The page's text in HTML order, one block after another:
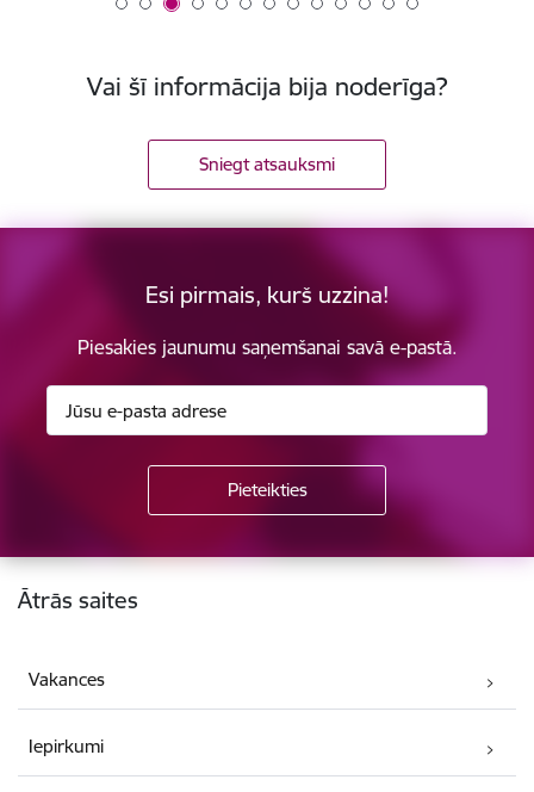
Vai šī informācija bija noderīga?
Sniegt atsauksmi
Esi pirmais, kurš uzzina!
Piesakies jaunumu saņemšanai savā e-pastā.
Kājene
Ātrās saites
Vakances
Iepirkumi